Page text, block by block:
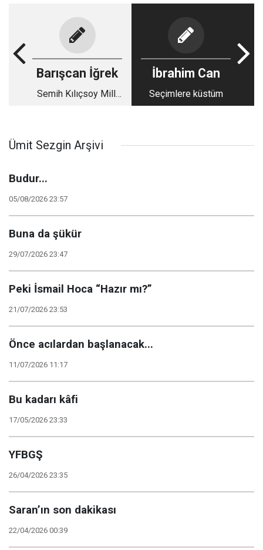
Barışcan İğrek
Semih Kılıçsoy Milli
İbrahim Can
Seçimlere küstüm
Ümit Sezgin Arşivi
Budur...
05/08/2026 23:57
Buna da şükür
29/07/2026 23:47
Peki İsmail Hoca “Hazır mı?”
21/07/2026 23:53
Önce acılardan başlanacak...
11/07/2026 11:17
Bu kadarı kâfi
17/05/2026 23:33
YFBGŞ
26/04/2026 23:35
Saran’ın son dakikası
22/04/2026 00:39